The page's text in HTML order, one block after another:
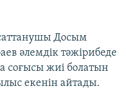
Досым
әлемдік тәжірибеде
соғысы жиі болатын
екенін айтады.